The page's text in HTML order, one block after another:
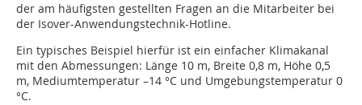
der am häufigsten gestellten Fragen an die Mitarbeiter bei
der Isover-Anwendungstechnik-Hotline.
Ein typisches Beispiel hierfür ist ein einfacher Klimakanal
mit den Abmessungen: Länge 10 m, Breite 0,8 m, Höhe 0,5
m, Mediumtemperatur –14 °C und Umgebungstemperatur 0
°C.